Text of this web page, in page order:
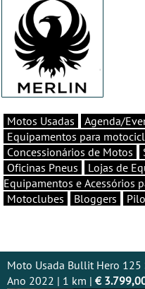
Motos Usadas Agenda/
Equipamentos para
Concessionários de Motos
Oficinas Pneus
Lojas de
Equipamentos e Acessórios
Motoclubes
Bloggers
Moto Usada Bullit Hero
Ano 2022 | 1 km | €